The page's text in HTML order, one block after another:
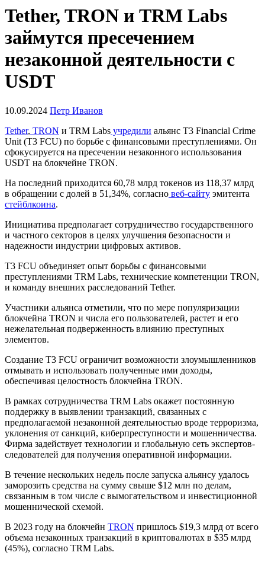
Tether, TRON и TRM Labs
займутся пресечением
незаконной деятельности с
USDT
10.09.2024 Петр Иванов
Tether, TRON и TRM Labs учредили альянс T3 Financial Crime
Unit (T3 FCU) по борьбе с финансовыми преступлениями. Он
сфокусируется на пресечении незаконного использования
USDT на блокчейне TRON.
На последний приходится 60,78 млрд токенов из 118,37 млрд
в обращении с долей в 51,34%, согласно веб-сайту эмитента
стейблкоина.
Инициатива предполагает сотрудничество государственного
и частного секторов в целях улучшения безопасности и
надежности индустрии цифровых активов.
T3 FCU объединяет опыт борьбы с финансовыми
преступлениями TRM Labs, технические компетенции TRON,
и команду внешних расследований Tether.
Участники альянса отметили, что по мере популяризации
блокчейна TRON и числа его пользователей, растет и его
нежелательная подверженность влиянию преступных
элементов.
Создание T3 FCU ограничит возможности злоумышленников
отмывать и использовать полученные ими доходы,
обеспечивая целостность блокчейна TRON.
В рамках сотрудничества TRM Labs окажет постоянную
поддержку в выявлении транзакций, связанных с
предполагаемой незаконной деятельностью вроде терроризма,
уклонения от санкций, киберпреступности и мошенничества.
Фирма задействует технологии и глобальную сеть экспертов-
следователей для получения оперативной информации.
В течение нескольких недель после запуска альянсу удалось
заморозить средства на сумму свыше $12 млн по делам,
связанным в том числе с вымогательством и инвестиционной
мошеннической схемой.
В 2023 году на блокчейн TRON пришлось $19,3 млрд от всего
объема незаконных транзакций в криптовалютах в $35 млрд
(45%), согласно TRM Labs.